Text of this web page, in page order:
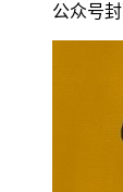
公众号